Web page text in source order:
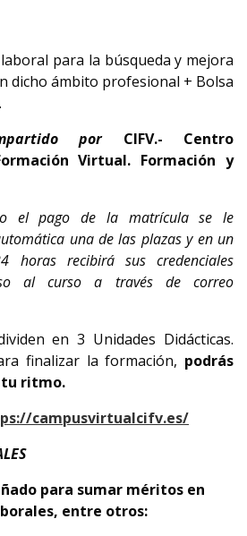
para la búsqueda y mejora
dicho ámbito profesional + Bolsa
por CIFV.- Centro
Virtual. Formación y
el pago de la matrícula se le
una de las plazas y en un
horas recibirá sus credenciales
al curso a través de correo
en 3 Unidades Didácticas.
finalizar la formación, podrás
tu ritmo.
campusvirtualcifv.es/
para sumar méritos en
entre otros: